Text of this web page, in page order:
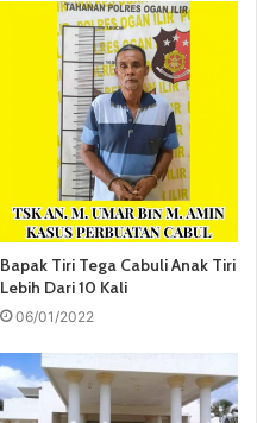
Bapak Tiri Tega Cabuli Anak Tiri
Lebih Dari 10 Kali
06/01/2022